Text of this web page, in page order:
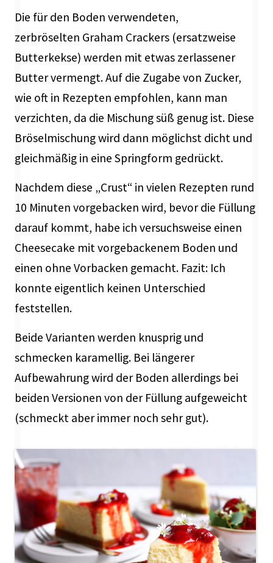
Die für den Boden verwendeten,
zerbröselten Graham Crackers (ersatzweise
Butterkekse) werden mit etwas zerlassener
Butter vermengt. Auf die Zugabe von Zucker,
wie oft in Rezepten empfohlen, kann man
verzichten, da die Mischung süß genug ist. Diese
Bröselmischung wird dann möglichst dicht und
gleichmäßig in eine Springform gedrückt.
Nachdem diese „Crust“ in vielen Rezepten rund
10 Minuten vorgebacken wird, bevor die Füllung
darauf kommt, habe ich versuchsweise einen
Cheesecake mit vorgebackenem Boden und
einen ohne Vorbacken gemacht. Fazit: Ich
konnte eigentlich keinen Unterschied
feststellen.
Beide Varianten werden knusprig und
schmecken karamellig. Bei längerer
Aufbewahrung wird der Boden allerdings bei
beiden Versionen von der Füllung aufgeweicht
(schmeckt aber immer noch sehr gut).